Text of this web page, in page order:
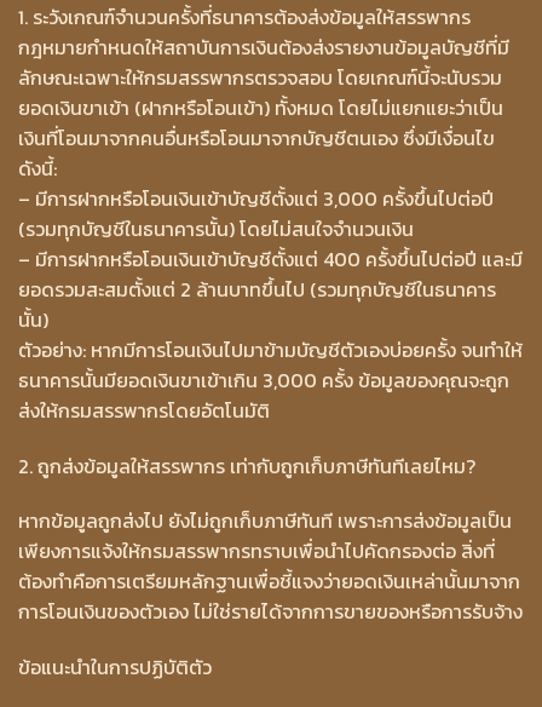
1. ระวังเกณฑ์จำนวนครั้งที่ธนาคารต้องส่งข้อมูลให้สรรพากร
กฎหมายกำหนดให้สถาบันการเงินต้องส่งรายงานข้อมูลบัญชีที่มี
ลักษณะเฉพาะให้กรมสรรพากรตรวจสอบ โดยเกณฑ์นี้จะนับรวม
ยอดเงินขาเข้า (ฝากหรือโอนเข้า) ทั้งหมด โดยไม่แยกแยะว่าเป็น
เงินที่โอนมาจากคนอื่นหรือโอนมาจากบัญชีตนเอง ซึ่งมีเงื่อนไข
ดังนี้:
– มีการฝากหรือโอนเงินเข้าบัญชีตั้งแต่ 3,000 ครั้งขึ้นไปต่อปี
(รวมทุกบัญชีในธนาคารนั้น) โดยไม่สนใจจำนวนเงิน
– มีการฝากหรือโอนเงินเข้าบัญชีตั้งแต่ 400 ครั้งขึ้นไปต่อปี และมี
ยอดรวมสะสมตั้งแต่ 2 ล้านบาทขึ้นไป (รวมทุกบัญชีในธนาคาร
นั้น)
ตัวอย่าง: หากมีการโอนเงินไปมาข้ามบัญชีตัวเองบ่อยครั้ง จนทำให้
ธนาคารนั้นมียอดเงินขาเข้าเกิน 3,000 ครั้ง ข้อมูลของคุณจะถูก
ส่งให้กรมสรรพากรโดยอัตโนมัติ
2. ถูกส่งข้อมูลให้สรรพากร เท่ากับถูกเก็บภาษีทันทีเลยไหม?
หากข้อมูลถูกส่งไป ยังไม่ถูกเก็บภาษีทันที เพราะการส่งข้อมูลเป็น
เพียงการแจ้งให้กรมสรรพากรทราบเพื่อนำไปคัดกรองต่อ สิ่งที่
ต้องทำคือการเตรียมหลักฐานเพื่อชี้แจงว่ายอดเงินเหล่านั้นมาจาก
การโอนเงินของตัวเอง ไม่ใช่รายได้จากการขายของหรือการรับจ้าง
ข้อแนะนำในการปฏิบัติตัว